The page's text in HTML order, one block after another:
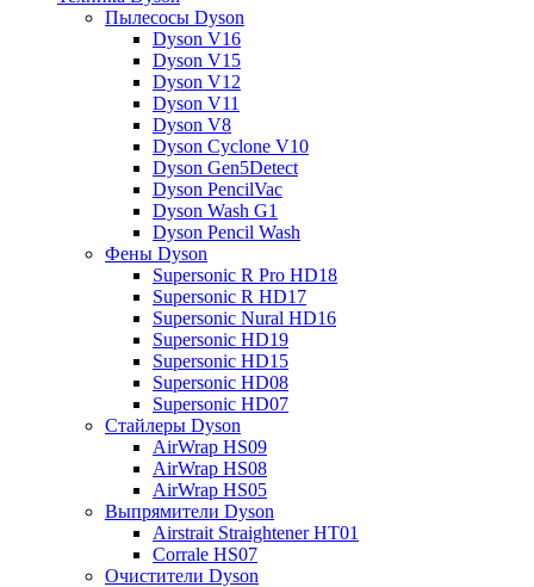
Пылесосы Dyson
Dyson V16
Dyson V15
Dyson V12
Dyson V11
Dyson V8
Dyson Cyclone V10
Dyson Gen5Detect
Dyson PencilVac
Dyson Wash G1
Dyson Pencil Wash
Фены Dyson
Supersonic R Pro HD18
Supersonic R HD17
Supersonic Nural HD16
Supersonic HD19
Supersonic HD15
Supersonic HD08
Supersonic HD07
Стайлеры Dyson
AirWrap HS09
AirWrap HS08
AirWrap HS05
Выпрямители Dyson
Airstrait Straightener HT01
Corrale HS07
Очистители Dyson